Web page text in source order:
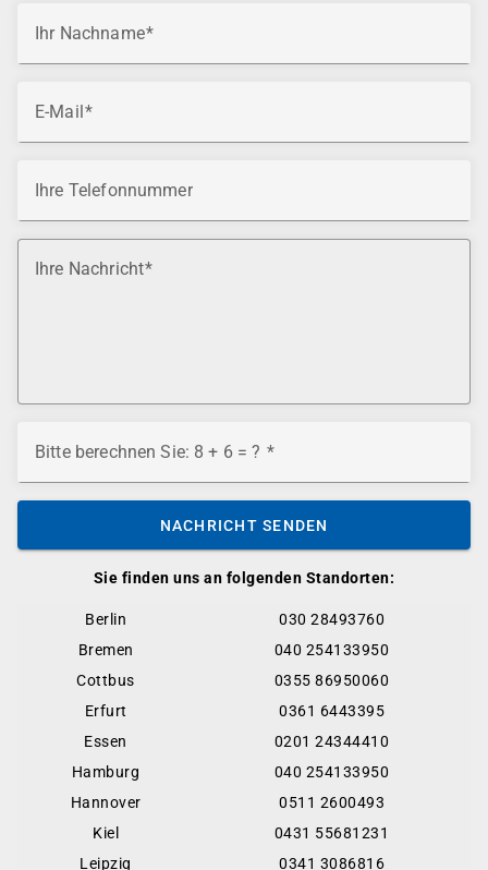
Sie finden uns an folgenden Standorten:
Berlin
030 28493760
Bremen
040 254133950
Cottbus
0355 86950060
Erfurt
0361 6443395
Essen
0201 24344410
Hamburg
040 254133950
Hannover
0511 2600493
Kiel
0431 55681231
Leipzig
0341 3086816
Ihr Nachname
E-Mail
Ihre Telefonnummer
Ihre Nachricht
Bitte berechnen Sie: 8 + 6 = ?
NACHRICHT SENDEN